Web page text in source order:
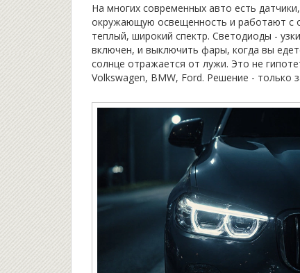
На многих современных авто есть
окружающую освещенность и работают с
теплый, широкий спектр. Светодиоды -
включен, и выключить фары, когда вы
солнце отражается от лужи. Это не
Volkswagen, BMW, Ford. Решение - только